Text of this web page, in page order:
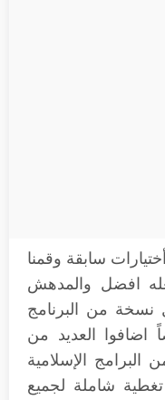
سابقة وقمنا
افضل والمدهش
نسخة من البرنامج
اضافوا العديد من
البرامج الإسلامية
شاملة لجميع